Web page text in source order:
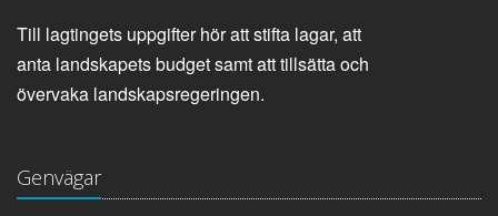
Till lagtingets uppgifter hör att stifta lagar, att
anta landskapets budget samt att tillsätta och
övervaka landskapsregeringen.
Genvägar